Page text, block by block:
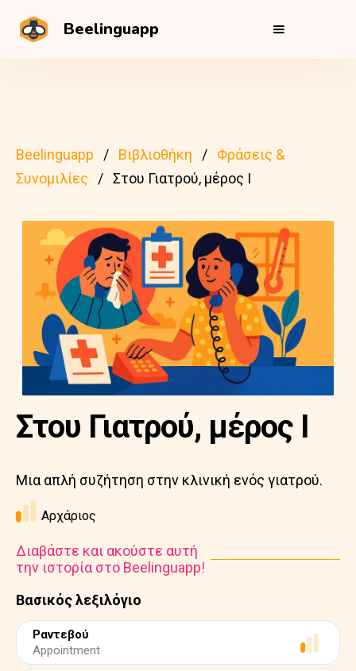
Beelinguapp
Beelinguapp Βιβλιοθήκη
Φράσεις &
Συνομιλίες
Στου Γιατρού, μέρος Ι
Βασικός λεξιλόγιο
Ραντεβού
Appointment
Στου Γιατρού, μέρος Ι
Μια απλή συζήτηση στην κλινική ενός γιατρού.
Αρχάριος
Διαβάστε και ακούστε αυτή
την ιστορία στο Beelinguapp!